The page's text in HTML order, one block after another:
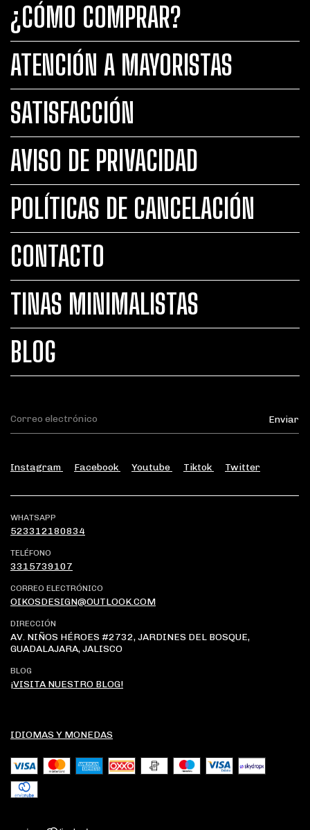
¿CÓMO COMPRAR?
ATENCIÓN A MAYORISTAS
SATISFACCIÓN
AVISO DE PRIVACIDAD
POLÍTICAS DE CANCELACIÓN
CONTACTO
TINAS MINIMALISTAS
BLOG
Instagram Facebook Youtube Tiktok Twitter
WHATSAPP
523312180834
TELÉFONO
3315739107
CORREO ELECTRÓNICO
OIKOSDESIGN@OUTLOOK.COM
DIRECCIÓN
AV. NIÑOS HÉROES #2732, JARDINES DEL BOSQUE,
GUADALAJARA, JALISCO
BLOG
¡VISITA NUESTRO BLOG!
IDIOMAS Y MONEDAS